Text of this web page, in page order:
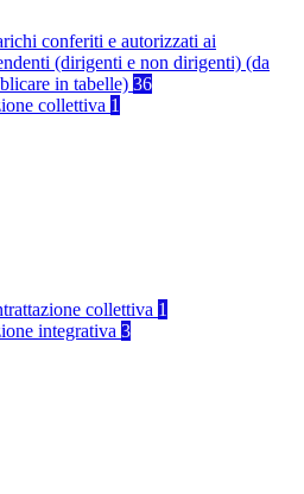
conferiti e autorizzati ai
(dirigenti e non dirigenti) (da
in tabelle) 36
collettiva 1
collettiva 1
integrativa 3